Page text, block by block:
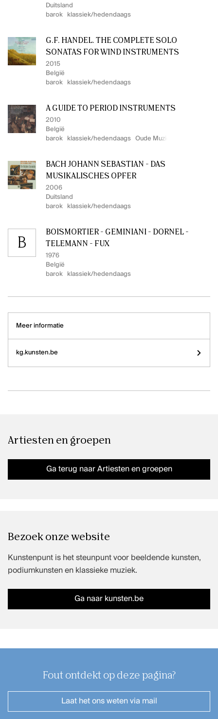
Duitsland
barok
klassiek/hedendaags
G.F. HANDEL. THE COMPLETE SOLO
SONATAS FOR WIND INSTRUMENTS
2015
België
barok
klassiek/hedendaags
A GUIDE TO PERIOD INSTRUMENTS
2010
België
barok
klassiek/hedendaags Oude Muziek
BACH JOHANN SEBASTIAN - DAS
MUSIKALISCHES OPFER
2006
Duitsland
barok
klassiek/hedendaags
B
BOISMORTIER - GEMINIANI - DORNEL -
TELEMANN - FUX
1976
België
barok
klassiek/hedendaags
Meer informatie
kg.kunsten.be
Artiesten en groepen
Ga terug naar Artiesten en groepen
Bezoek onze website
Kunstenpunt is het steunpunt voor beeldende kunsten,
podiumkunsten en klassieke muziek.
Ga naar kunsten.be
Fout ontdekt op deze pagina?
Laat het ons wetenvia mail